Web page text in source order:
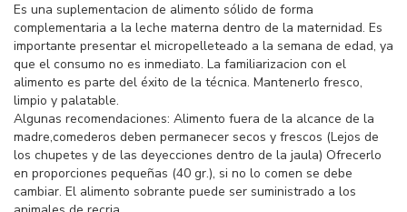
Es una suplementacion de alimento sólido de forma
complementaria a la leche materna dentro de la maternidad. Es
importante presentar el micropelleteado a la semana de edad, ya
que el consumo no es inmediato. La familiarizacion con el
alimento es parte del éxito de la técnica. Mantenerlo fresco,
limpio y palatable.
Algunas recomendaciones: Alimento fuera de la alcance de la
madre,comederos deben permanecer secos y frescos (Lejos de
los chupetes y de las deyecciones dentro de la jaula) Ofrecerlo
en proporciones pequeñas (40 gr.), si no lo comen se debe
cambiar. El alimento sobrante puede ser suministrado a los